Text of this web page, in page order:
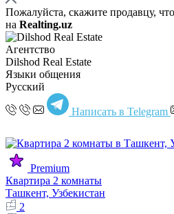
Пожалуйста, скажите продавцу,
на Realting.uz
Агентство
Dilshod Real Estate
Языки общения
Русский
Написать в Telegram
Premium
Квартира 2 комнаты
Ташкент, Узбекистан
2